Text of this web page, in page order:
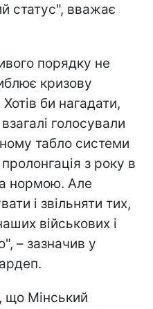
статус", вважає
порядку не
кризову
би нагадати,
голосували
табло системи
з року в
нормою. Але
і звільняти тих,
військових і
– зазначив у
що Мінський